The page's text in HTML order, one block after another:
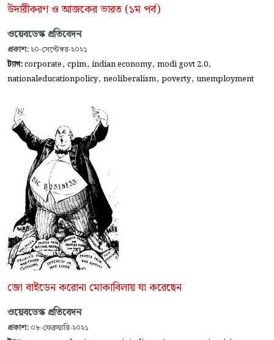
উদারীকরণ ও আজকের ভারত (১ম পর্ব)
ওয়েবডেস্ক প্রতিবেদন
প্রকাশ: ২০-সেপ্টেম্বর-২০২১
ট্যাগ:corporate, cpim, indian economy, modi govt 2.0,
nationaleducationpolicy, neoliberalism, poverty, unemployment
জো বাইডেন করোনা মোকাবিলায় যা করেছেন
ওয়েবডেস্ক প্রতিবেদন
প্রকাশ: ০৮-ফেব্রুয়ারি-২০২১